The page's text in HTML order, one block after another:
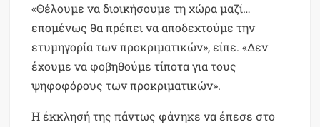
«Θέλουμε να διοικήσουμε τη χώρα μαζί…
επομένως θα πρέπει να αποδεχτούμε την
ετυμηγορία των προκριματικών», είπε. «Δεν
έχουμε να φοβηθούμε τίποτα για τους
ψηφοφόρους των προκριματικών».
Η έκκλησή της πάντως φάνηκε να έπεσε στο